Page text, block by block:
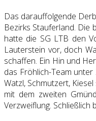
Das darauffolgende
Bezirks Stauferland. Die
hatte die SG LTB den
Lauterstein vor, doch
schaffen. Ein Hin und
das Fröhlich-Team
Watzl, Schmutzert,
mit dem zweiten
Verzweiflung.